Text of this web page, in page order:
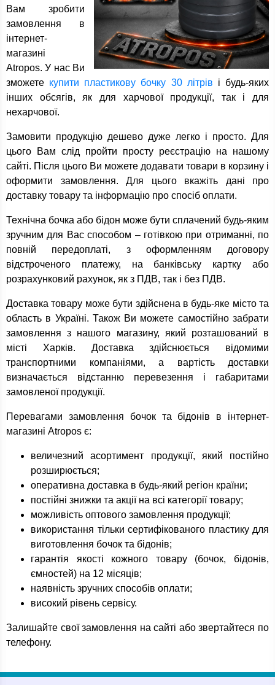
Вам зробити
замовлення в
інтернет-
магазині
Atropos. У нас Ви
зможете купити пластикову бочку 30 літрів і будь-яких
інших обсягів, як для харчової продукції, так і для
нехарчової.
Замовити продукцію дешево дуже легко і просто. Для
цього Вам слід пройти просту реєстрацію на нашому
сайті. Після цього Ви можете додавати товари в корзину і
оформити замовлення. Для цього вкажіть дані про
доставку товару та інформацію про спосіб оплати.
Технічна бочка або бідон може бути сплачений будь-яким
зручним для Вас способом – готівкою при отриманні, по
повній передоплаті, з оформленням договору
відстроченого платежу, на банківську картку або
розрахунковий рахунок, як з ПДВ, так і без ПДВ.
Доставка товару може бути здійснена в будь-яке місто та
область в Україні. Також Ви можете самостійно забрати
замовлення з нашого магазину, який розташований в
місті Харків. Доставка здійснюється відомими
транспортними компаніями, а вартість доставки
визначається відстанню перевезення і габаритами
замовленої продукції.
Перевагами замовлення бочок та бідонів в інтернет-
магазині Atropos є:
величезний асортимент продукції, який постійно
розширюється;
оперативна доставка в будь-який регіон країни;
постійні знижки та акції на всі категорії товару;
можливість оптового замовлення продукції;
використання тільки сертифікованого пластику для
виготовлення бочок та бідонів;
гарантія якості кожного товару (бочок, бідонів,
ємностей) на 12 місяців;
наявність зручних способів оплати;
високий рівень сервісу.
Залишайте свої замовлення на сайті або звертайтеся по
телефону.